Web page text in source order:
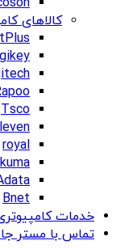
کالاهای
Tsco
royal
Bnet
خدمات
تماس با مستر